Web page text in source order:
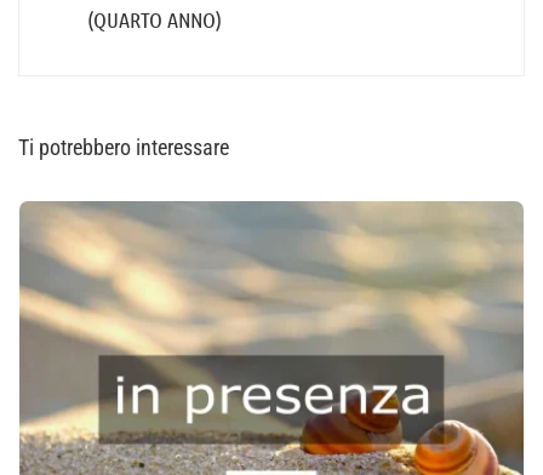
(QUARTO ANNO)
Ti potrebbero interessare